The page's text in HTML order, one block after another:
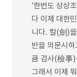
‘한번도 상상
다 이제 대한
니다. 칼(劍)
반을 의문시
큼 검사(檢事)
그래서 이제